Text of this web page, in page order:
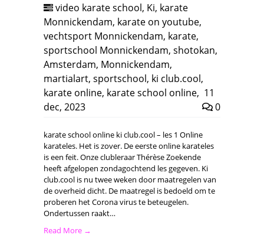
video karate school, Ki, karate
Monnickendam, karate on youtube,
vechtsport Monnickendam, karate,
sportschool Monnickendam, shotokan,
Amsterdam, Monnickendam,
martialart, sportschool, ki club.cool,
karate online, karate school online, 11
dec, 2023
0
karate school online ki club.cool – les 1 Online
karateles. Het is zover. De eerste online karateles
is een feit. Onze clubleraar Thérèse Zoekende
heeft afgelopen zondagochtend les gegeven. Ki
club.cool is nu twee weken door maatregelen van
de overheid dicht. De maatregel is bedoeld om te
proberen het Corona virus te beteugelen.
Ondertussen raakt…
Read More →